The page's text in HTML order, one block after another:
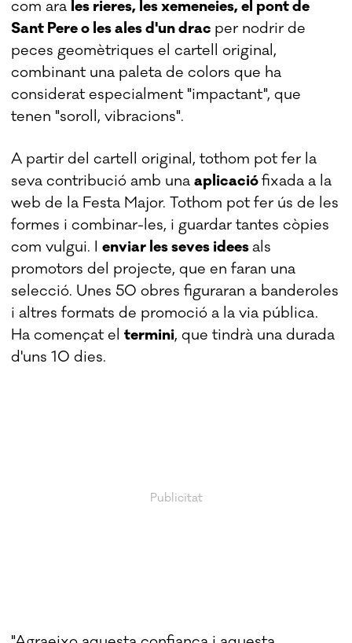
com ara les rieres, les xemeneies, el pont de
Sant Pere o les ales d'un drac per nodrir de
peces geomètriques el cartell original,
combinant una paleta de colors que ha
considerat especialment "impactant", que
tenen "soroll, vibracions".
A partir del cartell original, tothom pot fer la
seva contribució amb unaaplicaciófixada a la
web de la Festa Major. Tothom pot fer ús de les
formes i combinar-les, i guardar tantes còpies
com vulgui. Ienviar les seves ideesals
promotors del projecte, que en faran una
selecció. Unes 50 obres figuraran a banderoles
i altres formats de promoció a la via pública.
Ha començat eltermini, que tindrà una durada
d'uns 10 dies.